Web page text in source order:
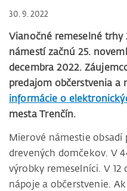
30. 9. 2022
Vianočné remeselné trhy
námestí začnú 25.
decembra 2022.
predajom občerstvenia a
informácie o
mesta Trenčín.
Mierové námestie obsadí
drevených domčekov. V
výrobky remeselníci. V
nápoje a občerstvenie.